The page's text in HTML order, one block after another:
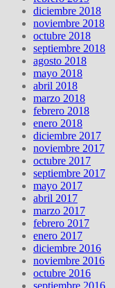
diciembre 2018
noviembre 2018
octubre 2018
septiembre 2018
agosto 2018
mayo 2018
abril 2018
marzo 2018
febrero 2018
enero 2018
diciembre 2017
noviembre 2017
octubre 2017
septiembre 2017
mayo 2017
abril 2017
marzo 2017
febrero 2017
enero 2017
diciembre 2016
noviembre 2016
octubre 2016
septiembre 2016